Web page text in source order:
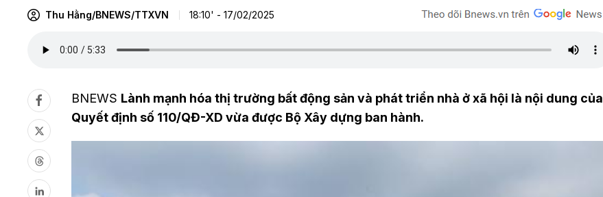
Thu Hằng/BNEWS/TTXVN 18:10' - 17/02/2025
BNEWS Lành mạnh hóa thị trường bất động sản và phát triển nhà ở xã hội là nội dung của
Quyết định số 110/QĐ-XD vừa được Bộ Xây dựng ban hành.